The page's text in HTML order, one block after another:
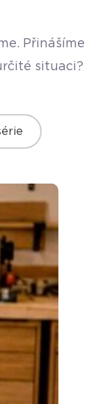
Přinášíme
situaci?